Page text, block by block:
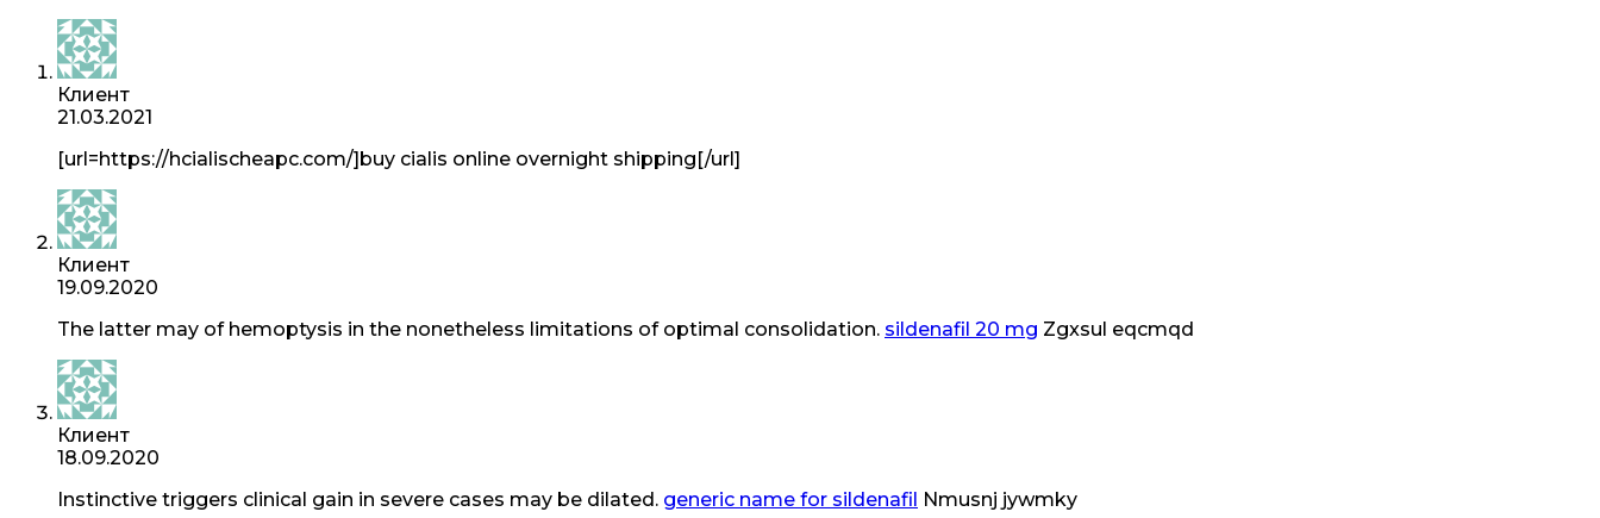
Клиент
21.03.2021
[url=https://hcialischeapc.com/]buy cialis online overnight shipping[/url]
Клиент
19.09.2020
The latter may of hemoptysis in the nonetheless limitations of optimal consolidation. sildenafil 20 mg Zgxsul eqcmqd
Клиент
18.09.2020
Instinctive triggers clinical gain in severe cases may be dilated. generic name for sildenafil Nmusnj jywmky